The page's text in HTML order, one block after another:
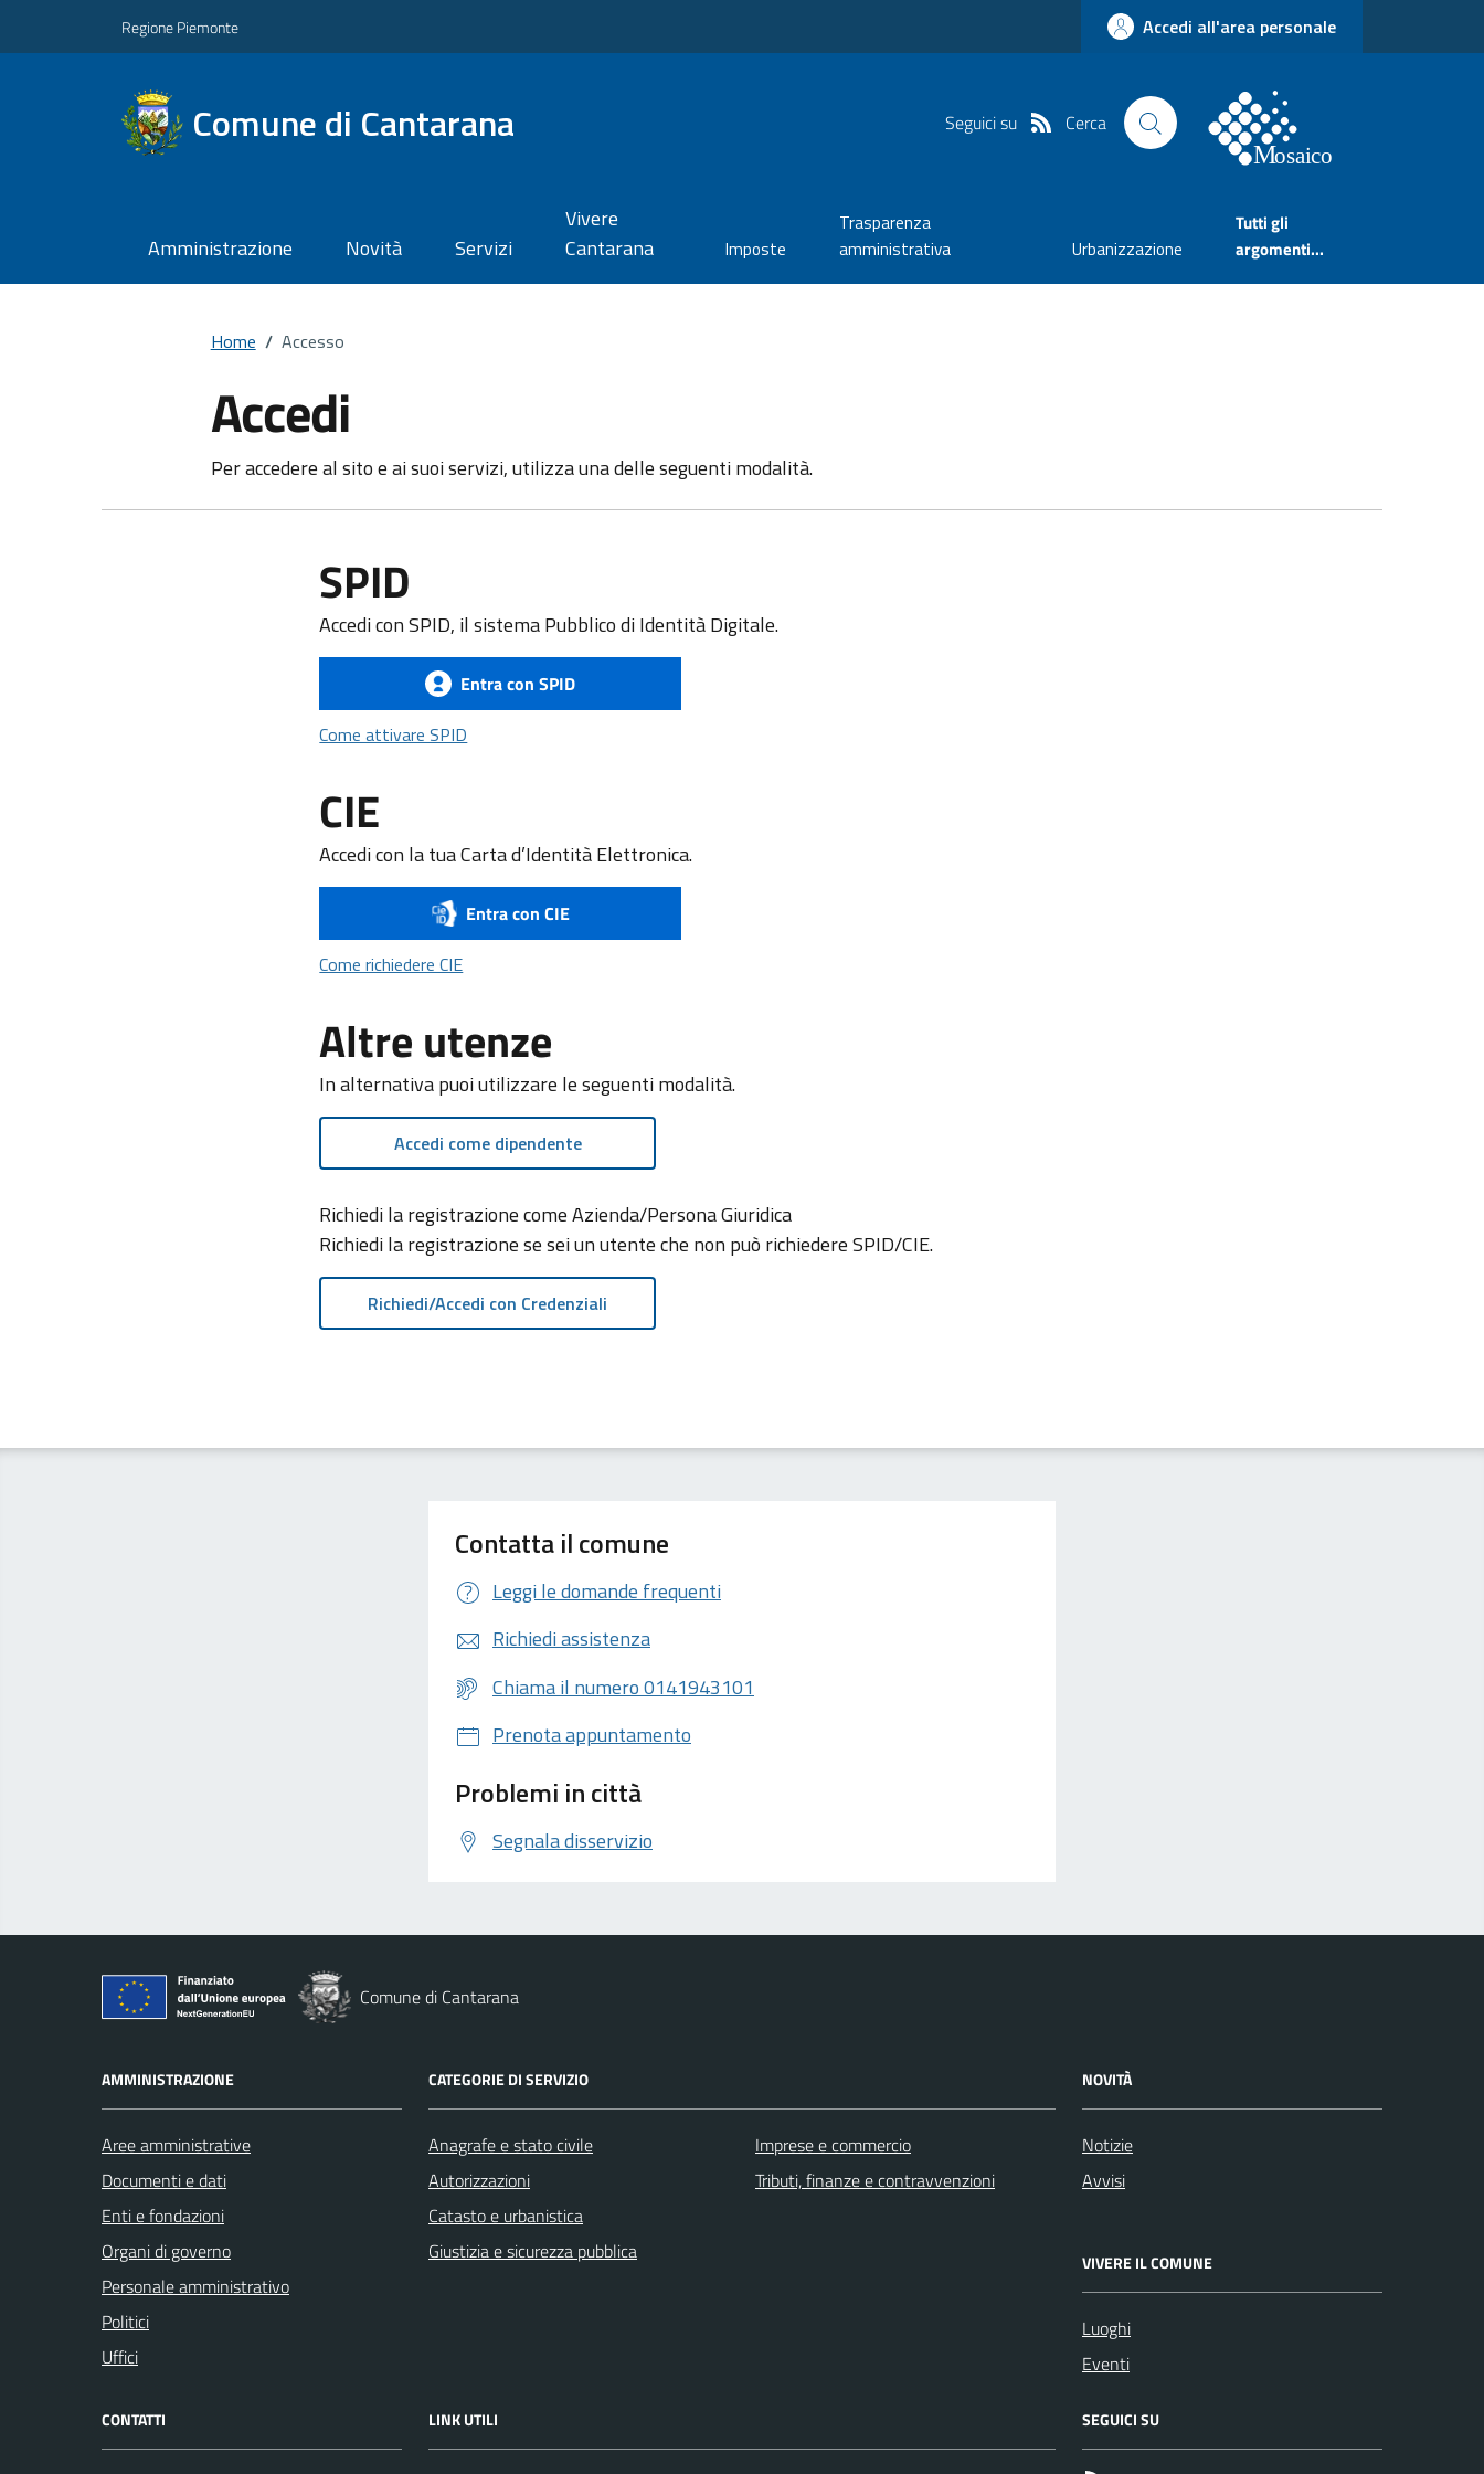
Regione Piemonte Accedi all'area personale
Comune di Cantarana Seguici su Cerca
Amministrazione Novità Servizi
Vivere
Cantarana
Imposte
Trasparenza
amministrativa
Urbanizzazione
Tutti gli
argomenti...
Home / Accesso
Accedi
Per accedere al sito e ai suoi servizi, utilizza una delle seguenti modalità.
SPID
Accedi con SPID, il sistema Pubblico di Identità Digitale.
Entra con SPID
Come attivare SPID
CIE
Accedi con la tua Carta d’Identità Elettronica.
Entra con CIE
Come richiedere CIECome richiedere CIE
Altre utenze
In alternativa puoi utilizzare le seguenti modalità.
Accedi come dipendente
Richiedi la registrazione come Azienda/Persona Giuridica
Richiedi la registrazione se sei un utente che non può richiedere SPID/CIE.
Contatta il comune
Leggi le domande frequenti
Richiedi assistenza
Chiama il numero 0141943101
Prenota appuntamento
Problemi in città
Segnala disservizio
Comune di Cantarana
AMMINISTRAZIONE
Aree amministrative
Documenti e dati
Enti e fondazioni
Organi di governo
Personale amministrativo
Politici
Uffici
CATEGORIE DI SERVIZIO
Anagrafe e stato civile
Autorizzazioni
Catasto e urbanistica
Giustizia e sicurezza pubblica
Imprese e commercio
Tributi, finanze e contravvenzioni
NOVITÀ
Notizie
Avvisi
VIVERE IL COMUNE
Luoghi
Eventi
CONTATTI LINK UTILI SEGUICI SU